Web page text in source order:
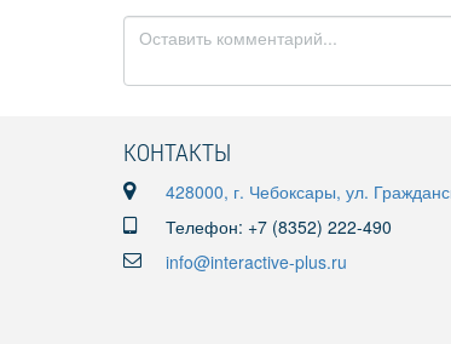
КОНТАКТЫ
428000, г. Чебоксары, ул.
Телефон: +7 (8352) 222-490
info@interactive-plus.ru